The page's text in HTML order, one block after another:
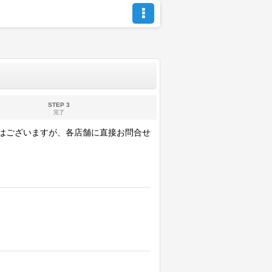
STEP 3
完了
ございますが、各店舗に直接お問合せ